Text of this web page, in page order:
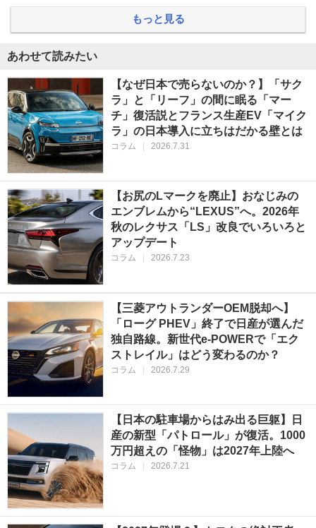
もっと見る
あわせて読みたい
【なぜ日本で売らないのか？】「サク
ラ」と「リーフ」の間に眠る「マー
チ」復活説とフランス生産EV「マイク
ラ」の日本導入に立ちはだかる壁とは
コラム 2026.7.31
【お尻のLマークを廃止】おなじみの
エンブレムから“LEXUS”へ。2026年
秋のレクサス「LS」改良でいろいろと
アップデート
コラム 2026.7.23
【三菱アウトランダーOEM脱却へ】
「ローグ PHEV」終了で日産が選んだ
独自路線。新世代e-POWERで「エク
ストレイル」はどう変わるのか？
コラム 2026.7.29
【日本の駐車場からはみ出る巨躯】日
産の新型「パトロール」が復活。1000
万円超えの「怪物」は2027年上陸へ
コラム 2026.7.21